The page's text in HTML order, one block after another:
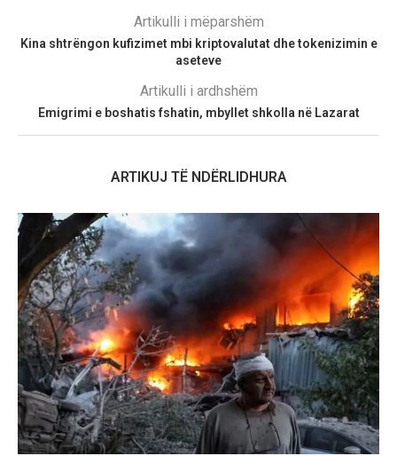
Artikulli i mëparshëm
Kina shtrëngon kufizimet mbi kriptovalutat dhe tokenizimin e
aseteve
Artikulli i ardhshëm
Emigrimi e boshatis fshatin, mbyllet shkolla në Lazarat
ARTIKUJ TË NDËRLIDHURA